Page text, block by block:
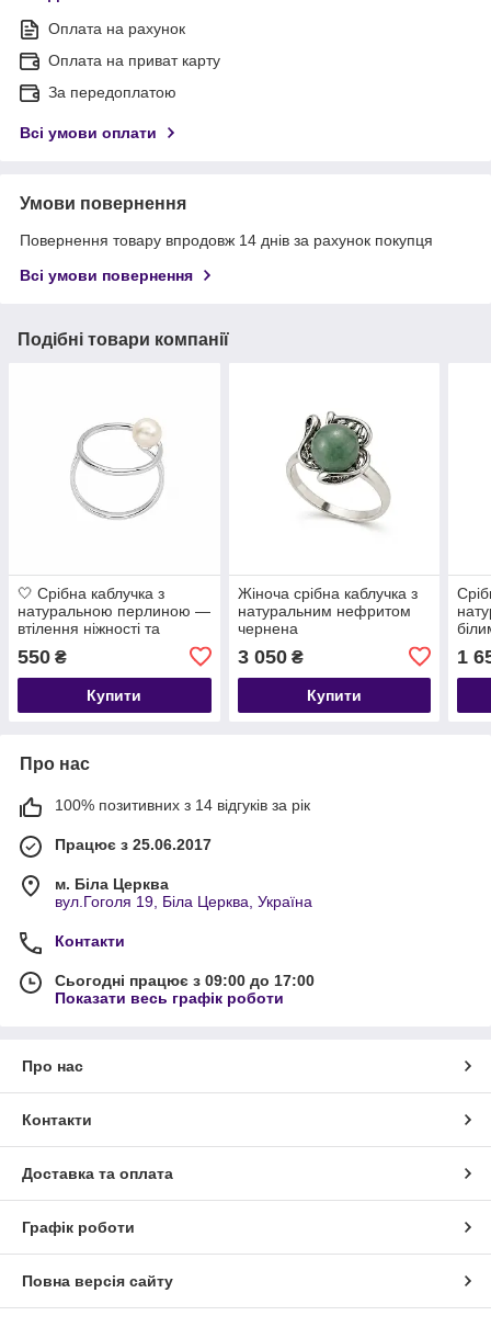
Оплата на рахунок
Оплата на приват карту
За передоплатою
Всі умови оплати
Умови повернення
Повернення товару впродовж 14 днів за рахунок покупця
Всі умови повернення
Подібні товари компанії
🤍 Срібна каблучка з
натуральною перлиною —
втілення ніжності та
550 ₴
Купити
Жіноча срібна каблучка з
натуральним нефритом
чернена
3 050₴
Купити
💍✨
1
Про нас
100% позитивних з 14 відгуків за рік
Працює з 25.06.2017
м. Біла Церква
вул.Гоголя 19, Біла Церква, Україна
Контакти
Сьогодні працює з 09:00 до 17:00
Показати весь графік роботи
Про нас
Контакти
Доставка та оплата
Графік роботи
Повна версія сайту